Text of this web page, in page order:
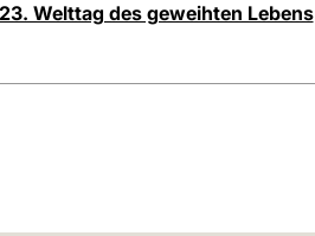
Welttag des geweihten Lebens